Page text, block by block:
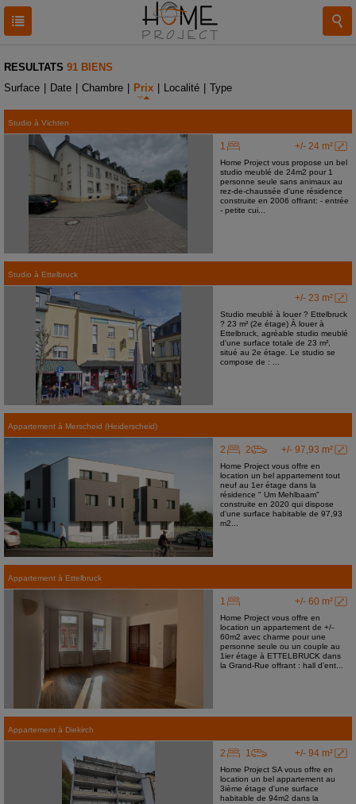
RESULTATS 91 BIENS
Surface
Date Chambre Prix Localité Type
Studio à Vichten
+/- 24 m²
1
Home Project vous propose un bel
studio meublé de 24m2 pour 1
personne seule sans animaux au
rez-de-chaussée d'une résidence
construite en 2006 offrant: - entrée
- petite cui...
Studio à Ettelbruck
+/- 23 m²
Studio meublé à louer ? Ettelbruck
? 23 m² (2e étage) À louer à
Ettelbruck, agréable studio meublé
d'une surface totale de 23 m²,
situé au 2e étage. Le studio se
compose de : ...
Appartement à Merscheid (Heiderscheid)
+/- 97,93 m²
2 2
Home Project vous offre en
location un bel appartement tout
neuf au 1er étage dans la
résidence " Um Mehlbaam"
construite en 2020 qui dispose
d'une surface habitable de 97,93
m2...
Appartement à Ettelbruck
+/- 60 m²
1
Home Project vous offre en
location un appartement de +/-
60m2 avec charme pour une
personne seule ou un couple au
1ier étage à ETTELBRUCK dans
la Grand-Rue offrant : hall d'ent...
Appartement à Diekirch
+/- 94 m²
2 1
Home Project SA vous offre en
location un bel appartement au
3ième étage d'une surface
habitable de 94m2 dans la